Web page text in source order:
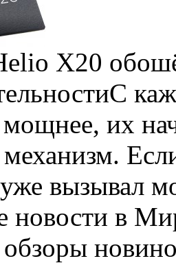
X20
С
мощнее, их
вызывал
новости в